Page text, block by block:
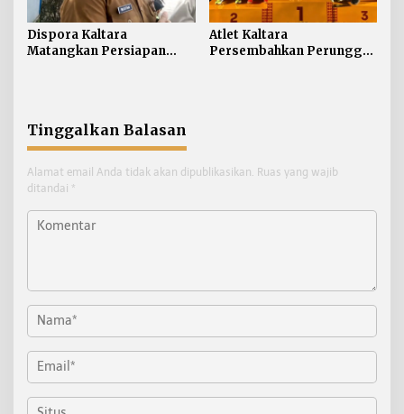
Dispora Kaltara
Matangkan Persiapan
Atlet Kaltara
Persembahkan Perunggu
Tinggalkan Balasan
Alamat email Anda tidak akan dipublikasikan. Ruas yang wajib
ditandai *